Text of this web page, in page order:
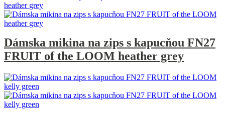
Dámska mikina na zips s kapucňou FN27
FRUIT of the LOOM heather grey